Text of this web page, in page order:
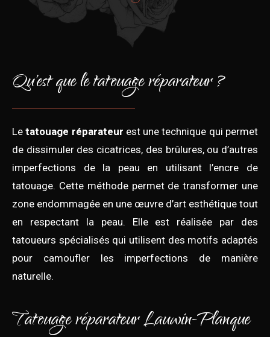
Qu'est que le tatouage réparateur ?
Letatouage réparateur est une technique qui permet
de dissimuler des cicatrices, des brûlures, ou d’autres
imperfections de la peau en utilisant l’encre de
tatouage. Cette méthode permet de transformer une
zone endommagée en une œuvre d’art esthétique tout
en respectant la peau. Elle est réalisée par des
tatoueurs spécialisés qui utilisent des motifs adaptés
pour camoufler les imperfections de manière
naturelle.
Tatouage réparateur Lauwin-Planque